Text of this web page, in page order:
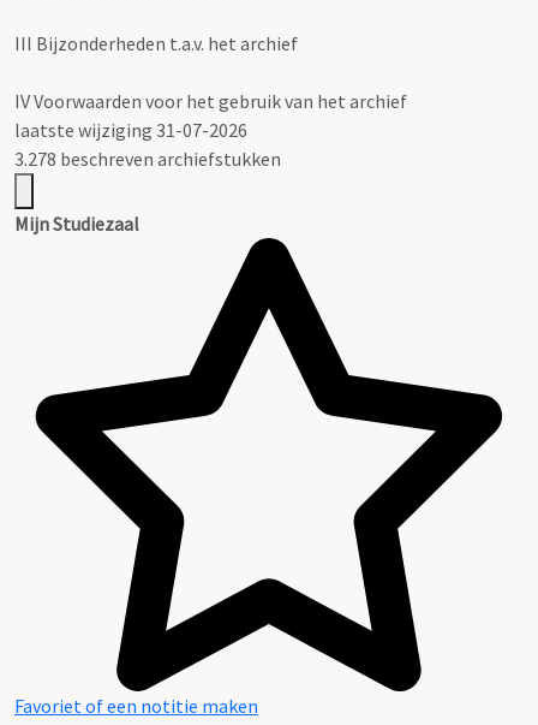
III Bijzonderheden t.a.v. het archief
IVVoorwaarden voor het gebruik van het archief
laatste wijziging 31-07-2026
3.278 beschreven archiefstukken
Mijn Studiezaal
Favoriet of een notitie maken